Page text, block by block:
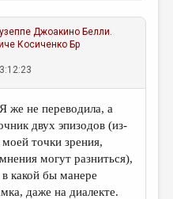
Джоакино Белли.
Косиченко Бр
же не переводила, а
двух эпизодов (из-
моей точки зрения,
могут разниться),
какой бы манере
даже на диалекте.